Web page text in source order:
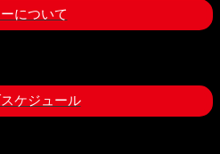
について
ケジュール